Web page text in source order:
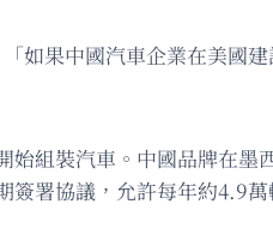
果中國汽車企業在美國
組裝汽車。中國品牌在
署協議，允許每年約4.9